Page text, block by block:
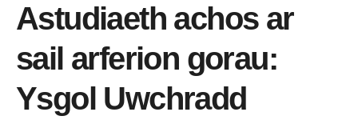
Astudiaeth achos ar
sail arferion gorau:
Ysgol Uwchradd